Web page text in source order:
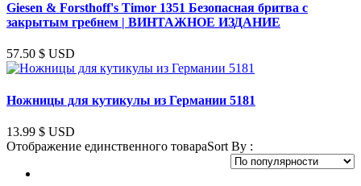
Giesen & Forsthoff's Timor 1351 Безопасная бритва с
закрытым гребнем | ВИНТАЖНОЕ ИЗДАНИЕ
57.50 $ USD
Ножницы для кутикулы из Германии 5181
13.99 $ USD
Отображение единственного товараSort By :